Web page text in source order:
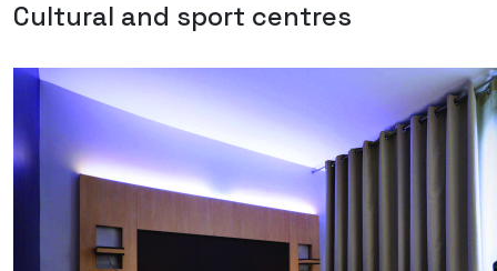
Cultural and sport centres